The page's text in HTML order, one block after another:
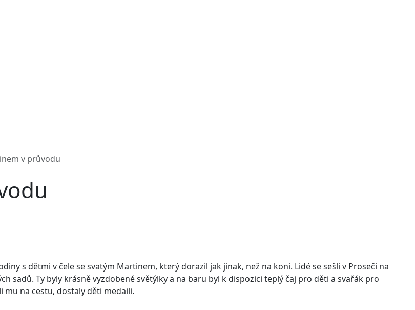
v průvodu
s dětmi v čele se svatým Martinem, který dorazil jak jinak, než na koni. Lidé se sešli v Proseči na
sadů. Ty byly krásně vyzdobené světýlky a na baru byl k dispozici teplý čaj pro děti a svařák pro
mu na cestu, dostaly děti medaili.